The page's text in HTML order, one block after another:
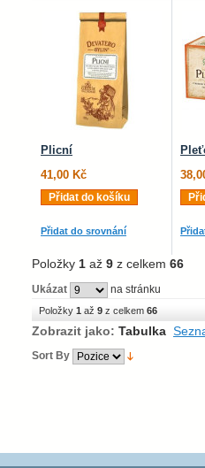
Plicní
41,00 Kč
Přidat do košíku
Přidat do srovnání
Položky 1 až 9 z celkem 66
Ukázat na stránku
Položky 1 až 9 z celkem 66
Zobrazit jako: Tabulka
Sort By